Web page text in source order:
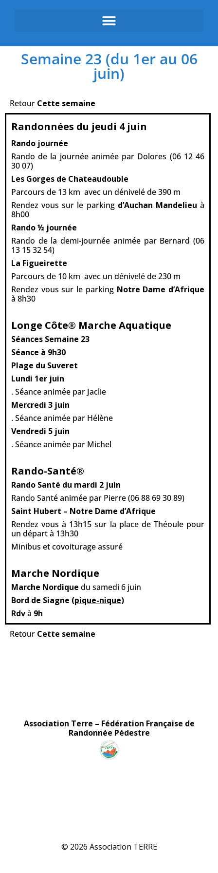
Semaine 23 (du 1er au 06
juin)
Retour Cette semaine
Randonnées du jeudi 4 juin
Rando journée
Rando de la journée animée par Dolores (06 12 46
30 07)
Les Gorges de Chateaudouble
Parcours de 13 km avec un dénivelé de 390 m
Rendez vous sur le parking d’Auchan Mandelieu à
8h00
Rando ½ journée
Rando de la demi-journée animée par Bernard (06
13 15 32 54)
La Figueirette
Parcours de 10 km avec un dénivelé de 230 m
Rendez vous sur le parking Notre Dame d’Afrique
à 8h30
Longe Côte® Marche Aquatique
Séances Semaine 23
Séance à 9h30
Plage du Suveret
Lundi 1er juin
. Séance animée par Jaclie
Mercredi 3 juin
. Séance animée par Hélène
Vendredi 5 juin
. Séance animée par Michel
Rando-Santé®
Rando Santé du mardi 2 juin
Rando Santé animée par Pierre (06 88 69 30 89)
Saint Hubert – Notre Dame d’Afrique
Rendez vous à 13h15 sur la place de Théoule pour
un départ à 13h30
Minibus et covoiturage assuré
Marche Nordique
Marche Nordique du samedi 6 juin
Bord de Siagne (pique-nique)
Rdvà 9h
Retour Cette semaine
Association Terre – Fédération Française de
Randonnée Pédestre
© 2026 Association TERRE